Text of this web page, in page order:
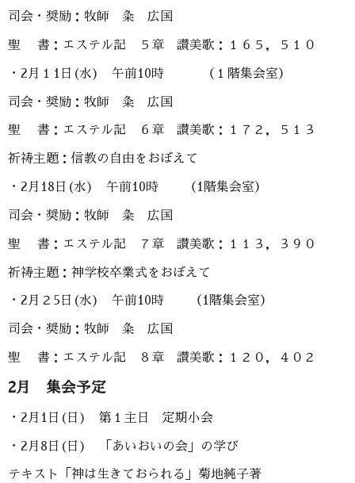
司会・奨励：牧師 粂 広国
聖 書：エステル記 ５章 讃美歌：１６５，５１０
・2月１1日(水) 午前10時 （１階集会室）
司会・奨励：牧師 粂 広国
聖 書：エステル記 ６章 讃美歌：１７２，５１３
祈祷主題：信教の自由をおぼえて
・2月18日(水) 午前10時 （1階集会室）
司会・奨励：牧師 粂 広国
聖 書：エステル記 ７章 讃美歌：１１３，３９０
祈祷主題：神学校卒業式をおぼえて
・2月２5日(水) 午前10時 （1階集会室）
司会・奨励：牧師 粂 広国
聖 書：エステル記 ８章 讃美歌：１２０，４０２
2月 集会予定
・2月1日(日) 第１主日 定期小会
・2月8日(日) 「あいおいの会」の学び
テキスト「神は生きておられる」菊地純子著